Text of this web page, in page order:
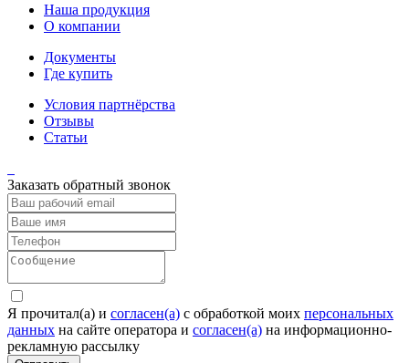
Наша продукция
О компании
Документы
Где купить
Условия партнёрства
Отзывы
Статьи
Заказать обратный звонок
Я прочитал(а) и согласен(а) c обработкой моих персональных
данных на сайте оператора и согласен(а) на информационно-
рекламную рассылку